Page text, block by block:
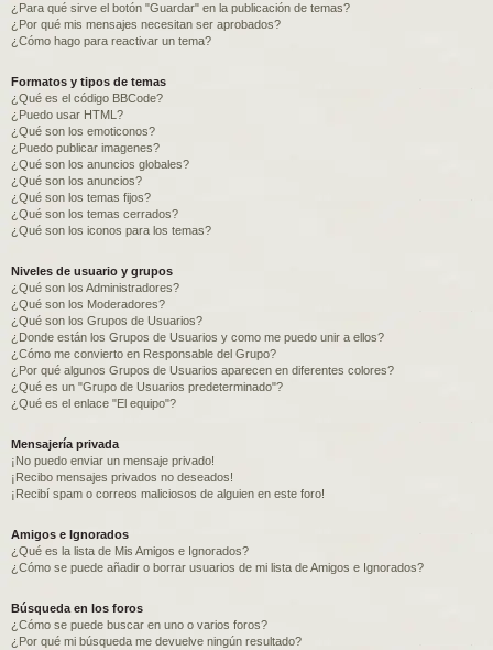
¿Para qué sirve el botón "Guardar" en la publicación de temas?
¿Por qué mis mensajes necesitan ser aprobados?
¿Cómo hago para reactivar un tema?
Formatos y tipos de temas
¿Qué es el código BBCode?
¿Puedo usar HTML?
¿Qué son los emoticonos?
¿Puedo publicar imagenes?
¿Qué son los anuncios globales?
¿Qué son los anuncios?
¿Qué son los temas fijos?
¿Qué son los temas cerrados?
¿Qué son los iconos para los temas?
Niveles de usuario y grupos
¿Qué son los Administradores?
¿Qué son los Moderadores?
¿Qué son los Grupos de Usuarios?
¿Donde están los Grupos de Usuarios y como me puedo unir a ellos?
¿Cómo me convierto en Responsable del Grupo?
¿Por qué algunos Grupos de Usuarios aparecen en diferentes colores?
¿Qué es un "Grupo de Usuarios predeterminado"?
¿Qué es el enlace "El equipo"?
Mensajería privada
¡No puedo enviar un mensaje privado!
¡Recibo mensajes privados no deseados!
¡Recibí spam o correos maliciosos de alguien en este foro!
Amigos e Ignorados
¿Qué es la lista de Mis Amigos e Ignorados?
¿Cómo se puede añadir o borrar usuarios de mi lista de Amigos e Ignorados?
Búsqueda en los foros
¿Cómo se puede buscar en uno o varios foros?
¿Por qué mi búsqueda me devuelve ningún resultado?